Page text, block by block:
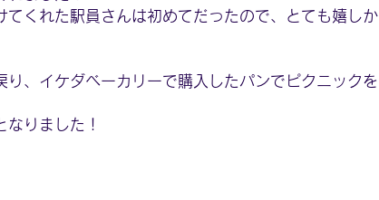
てくれた駅員さんは初めてだったので、とても嬉しか
り、イケダベーカリーで購入したパンでピクニックを
なりました！